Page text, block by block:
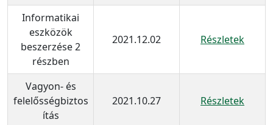
Informatikai
eszközök
beszerzése 2
részben
2021.12.02 Részletek
Vagyon- és
felelősségbiztos
ítás
2021.10.27 Részletek